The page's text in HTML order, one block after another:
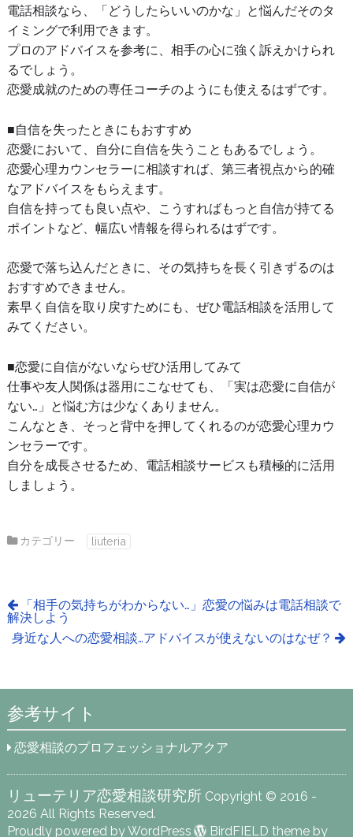
電話相談なら、「どうしたらいいのかな」と悩んだそのタ
イミングで利用できます。
プロのアドバイスを参考に、相手の心に強く訴えかけられ
るでしょう。
恋愛成就のための専任コーチのようにも使えるはずです。
■自信を失ったときにもおすすめ
恋愛において、自分に自信を失うこともあるでしょう。
恋愛心理カウンセラーに相談すれば、第三者視点から的確
なアドバイスをもらえます。
自信を持っても良い点や、こうすればもっと自信が持てる
ポイントなど、幅広い情報を得られるはずです。
恋愛で落ち込んだときに、その気持ちを長く引きずるのは
おすすめできません。
素早く自信を取り戻すためにも、ぜひ電話相談を活用して
みてください。
■恋愛に自信がないならぜひ活用してみて
仕事や友人関係は器用にこなせても、「実は恋愛に自信が
ない…」と悩む方は少なくありません。
こんなとき、そっと背中を押してくれるのが恋愛心理カウ
ンセラーです。
自分を成長させるため、電話相談サービスも積極的に活用
しましょう。
カテゴリー liuteria
「相手の気持ちがわからない…」恋愛の悩みは電話相談で
解決しよう
身近な人への恋愛相談…アドバイスが使えないのはなぜ？
参考サイト
恋愛相談のプロフェッショナルアクア
リューテリア恋愛相談研究所 Copyright © 2016 -
2026 All Rights Reserved.
Proudly powered by WordPress
BirdFIELD theme by